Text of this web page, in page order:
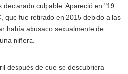
declarado culpable. Apareció en "19
que fue retirado en 2015 debido a las
había abusado sexualmente de
niñera.
después de que se descubriera